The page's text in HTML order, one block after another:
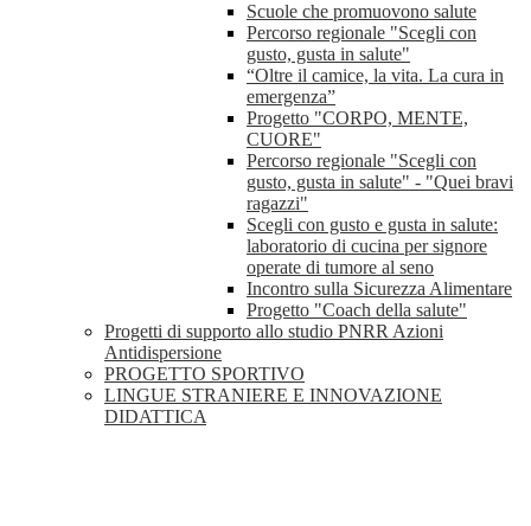
Scuole che promuovono salute
Percorso regionale "Scegli con
gusto, gusta in salute"
“Oltre il camice, la vita. La cura in
emergenza”
Progetto "CORPO, MENTE,
CUORE"
Percorso regionale "Scegli con
gusto, gusta in salute" - "Quei bravi
ragazzi"
Scegli con gusto e gusta in salute:
laboratorio di cucina per signore
operate di tumore al seno
Incontro sulla Sicurezza Alimentare
Progetto "Coach della salute"
Progetti di supporto allo studio PNRR Azioni
Antidispersione
PROGETTO SPORTIVO
LINGUE STRANIERE E INNOVAZIONE
DIDATTICA